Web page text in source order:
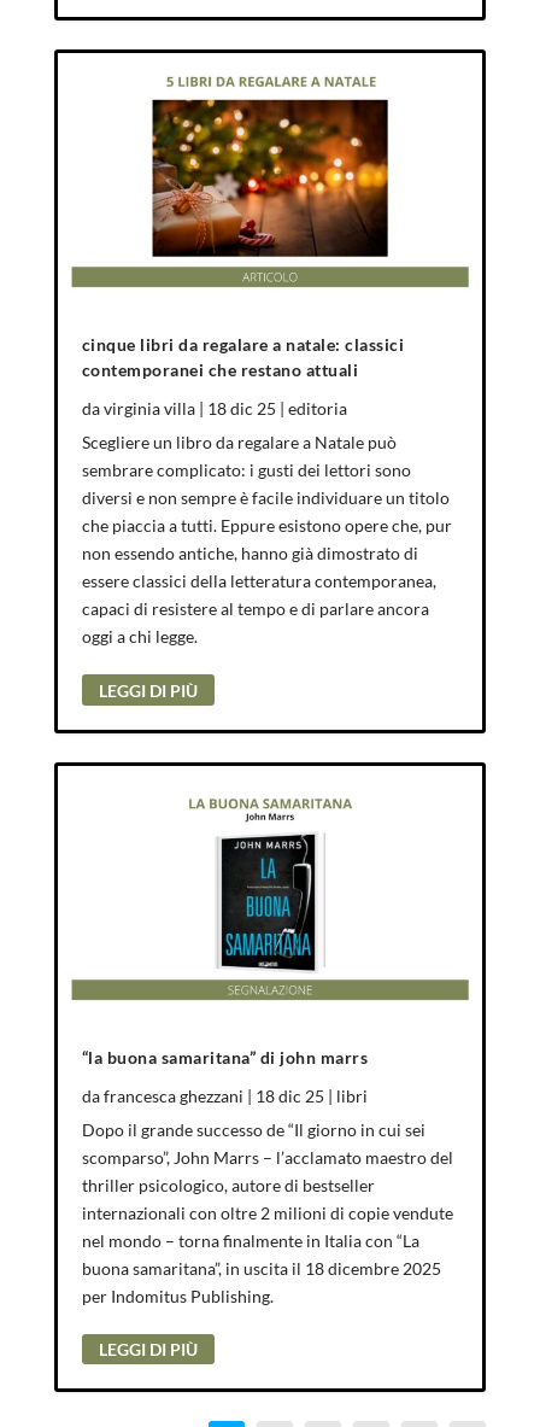
cinque libri da regalare a natale: classici
contemporanei che restano attuali
davirginia villa| 18 dic 25 | editoria
Scegliere un libro da regalare a Natale può
sembrare complicato: i gusti dei lettori sono
diversi e non sempre è facile individuare un titolo
che piaccia a tutti. Eppure esistono opere che, pur
non essendo antiche, hanno già dimostrato di
essere classici della letteratura contemporanea,
capaci di resistere al tempo e di parlare ancora
oggi a chi legge.
LEGGI DI PIÙ
“la buona samaritana” di john marrs
dafrancesca ghezzani | 18 dic 25 | libri
Dopo il grande successo de “Il giorno in cui sei
scomparso”, John Marrs – l’acclamato maestro del
thriller psicologico, autore di bestseller
internazionali con oltre 2 milioni di copie vendute
nel mondo – torna finalmente in Italia con “La
buona samaritana”, in uscita il 18 dicembre 2025
per Indomitus Publishing.
LEGGI DI PIÙ